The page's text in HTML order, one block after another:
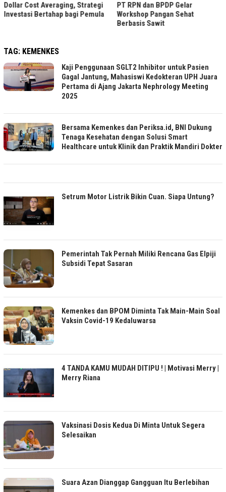
PT RPN dan BPDP Gelar
Workshop Pangan Sehat
TAG: KEMENKES
Kaji Penggunaan SGLT2 Inhibitor untuk Pasien
Gagal Jantung, Mahasiswi Kedokteran UPH Juara
Pertama di Ajang Jakarta Nephrology Meeting
2025
Bersama Kemenkes dan Periksa.id, BNI Dukung
Tenaga Kesehatan dengan Solusi Smart
Healthcare untuk Klinik dan Praktik Mandiri Dokter
Setrum Motor Listrik Bikin Cuan. Siapa Untung?
Pemerintah Tak Pernah Miliki Rencana Gas Elpiji
Subsidi Tepat Sasaran
Kemenkes dan BPOM Diminta Tak Main-Main Soal
Vaksin Covid-19 Kedaluwarsa
4 TANDA KAMU MUDAH DITIPU ! | Motivasi Merry |
Merry Riana
Vaksinasi Dosis Kedua Di Minta Untuk Segera
Selesaikan
Suara Azan Dianggap Gangguan Itu Berlebihan